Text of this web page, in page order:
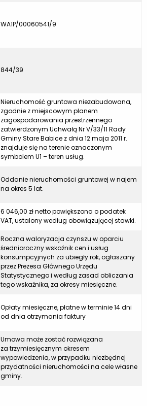
WA1P/00060541/9
844/39
Nieruchomość gruntowa niezabudowana,
zgodnie z miejscowym planem
zagospodarowania przestrzennego
zatwierdzonym Uchwałą Nr V/33/11 Rady
Gminy Stare Babice z dnia 12 maja 2011 r.
znajduje się na terenie oznaczonym
symbolem U1 – teren usług.
Oddanie nieruchomości gruntowej w najem
na okres 5 lat.
6 046,00 zł netto powiększona o podatek
VAT, ustalony według obowiązującej stawki.
Roczna waloryzacja czynszu w oparciu
średnioroczny wskaźnik cen i usług
konsumpcyjnych za ubiegły rok, ogłaszany
przez Prezesa Głównego Urzędu
Statystycznego i według zasad obliczania
tego wskaźnika, za okresy miesięczne.
Opłaty miesięczne, płatne w terminie 14 dni
od dnia otrzymania faktury
Umowa może zostać rozwiązana
za trzymiesięcznym okresem
wypowiedzenia, w przypadku niezbędnej
przydatności nieruchomości na cele własne
gminy.